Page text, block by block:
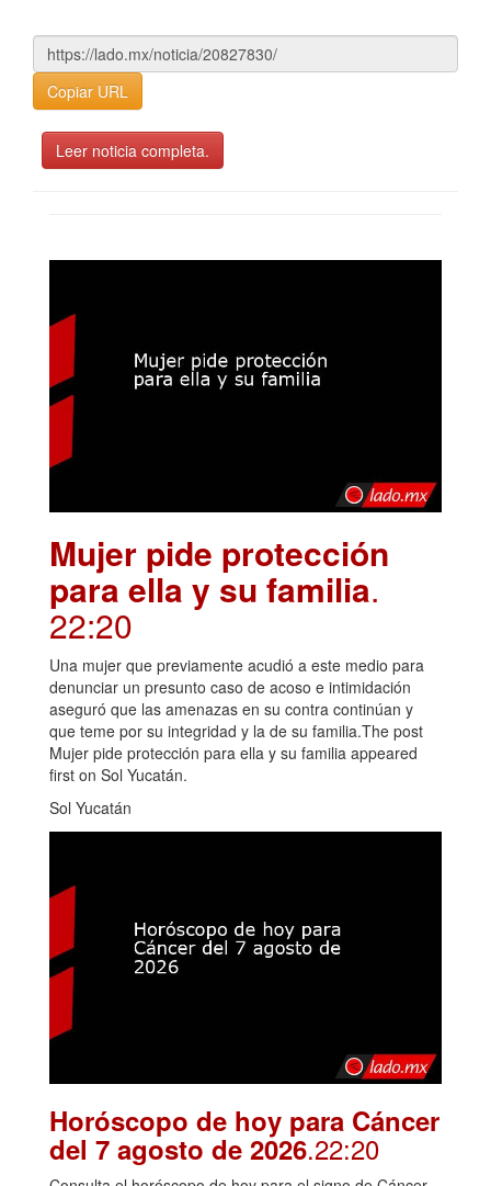
Copiar URL
Leer noticia completa.
Mujer pide protección
para ella y su familia.
22:20
Una mujer que previamente acudió a este medio para
denunciar un presunto caso de acoso e intimidación
aseguró que las amenazas en su contra continúan y
que teme por su integridad y la de su familia.The post
Mujer pide protección para ella y su familia appeared
first on Sol Yucatán.
Sol Yucatán
Horóscopo de hoy para Cáncer
del 7 agosto de 2026.22:20